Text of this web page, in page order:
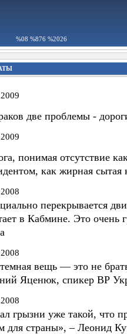
%08 %876 %2026
две проблемы -
понимая отсутствие
как жирная
перекрывается
в Кабмине. Это очень
вещь — это не
Яценюк, спикер ВР
грызни уже такой, что
для страны», – Леонид